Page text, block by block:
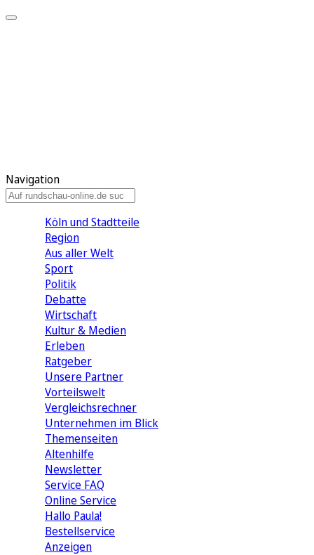
Navigation
Köln und Stadtteile
Region
Aus aller Welt
Sport
Politik
Debatte
Wirtschaft
Kultur & Medien
Erleben
Ratgeber
Unsere Partner
Vorteilswelt
Vergleichsrechner
Unternehmen im Blick
Themenseiten
Altenhilfe
Newsletter
Service FAQ
Online Service
Hallo Paula!
Bestellservice
Anzeigen